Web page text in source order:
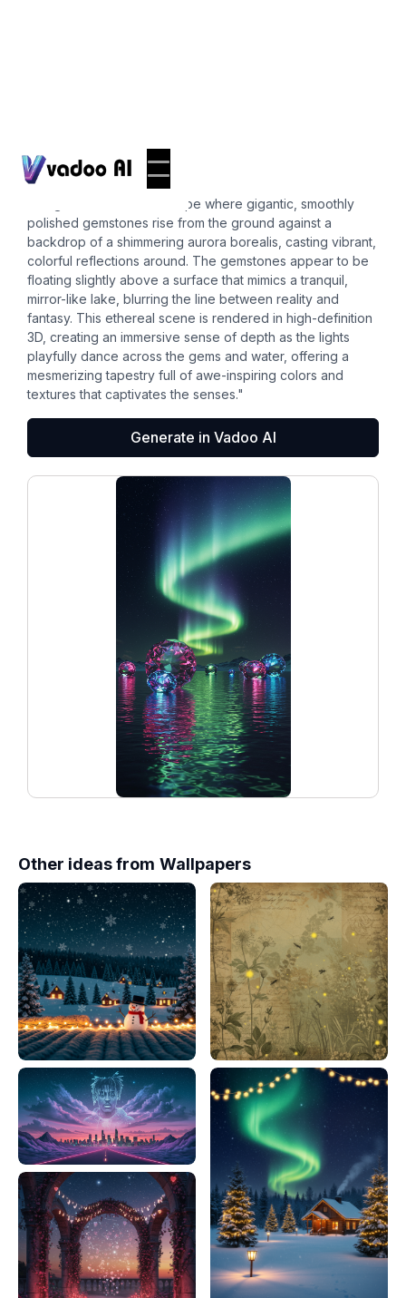
3d wallpaper
"Imagine a surreal landscape where gigantic, smoothly
polished gemstones rise from the ground against a
backdrop of a shimmering aurora borealis, casting vibrant,
colorful reflections around. The gemstones appear to be
floating slightly above a surface that mimics a tranquil,
mirror-like lake, blurring the line between reality and
fantasy. This ethereal scene is rendered in high-definition
3D, creating an immersive sense of depth as the lights
playfully dance across the gems and water, offering a
mesmerizing tapestry full of awe-inspiring colors and
textures that captivates the senses."
Generate in Vadoo AI
Other ideas from Wallpapers